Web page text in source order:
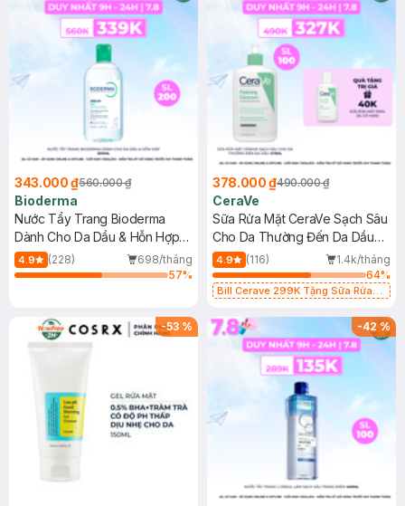
343.000 ₫560.000 ₫
Bioderma
Nước Tẩy Trang Bioderma
Dành Cho Da Dầu & Hỗn Hợp
500ml
4.9 (228)
698/tháng
57%
378.000 ₫490.000 ₫
CeraVe
Sữa Rửa Mặt CeraVe Sạch Sâu
Cho Da Thường Đến Da Dầu
473ml
4.9 (116)
1.4k/tháng
64%
Bill Cerave 299K Tặng Sữa Rửa
-53 % -42%